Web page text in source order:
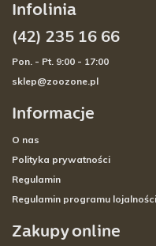
Informacje
O nas
Polityka prywatności
Regulamin
Regulamin programu
Zakupy online
Infolinia
(42) 235 16 66
Pon. - Pt. 9:00 - 17:00
sklep@zoozone.pl